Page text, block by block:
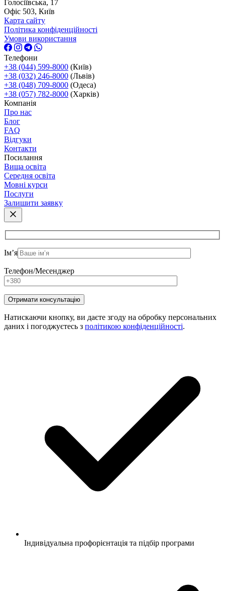
Голосіївська, 17
Офіс 503, Київ
Карта сайту
Політика конфіденційності
Умови використання
Телефони
+38 (044) 599-8000 (Київ)
+38 (032) 246-8000 (Львів)
+38 (048) 709-8000 (Одеса)
+38 (057) 782-8000 (Харків)
Компанія
Про нас
Блог
FAQ
Відгуки
Контакти
Посилання
Вища освіта
Середня освіта
Мовні курси
Послуги
Залишити заявку
Ім’я
Телефон/Месенджер
Натискаючи кнопку, ви даєте згоду на обробку персональних
даних і погоджуєтесь з політикою конфіденційності.
Індивідуальна профорієнтація та підбір програми